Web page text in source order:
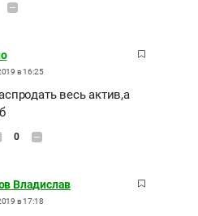
в 16:25
весь актив,а
0
Владислав
в 17:18